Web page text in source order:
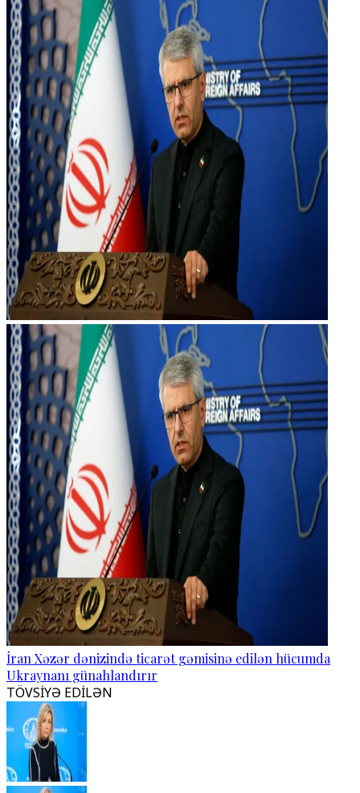
İran Xəzər dənizində ticarət gəmisinə edilən hücumda
Ukraynanı günahlandırır
TÖVSİYƏ EDİLƏN